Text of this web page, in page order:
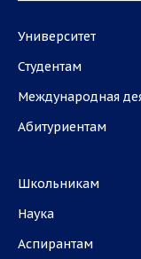
Университет
Студентам
Международная
Абитуриентам
Школьникам
Наука
Аспирантам